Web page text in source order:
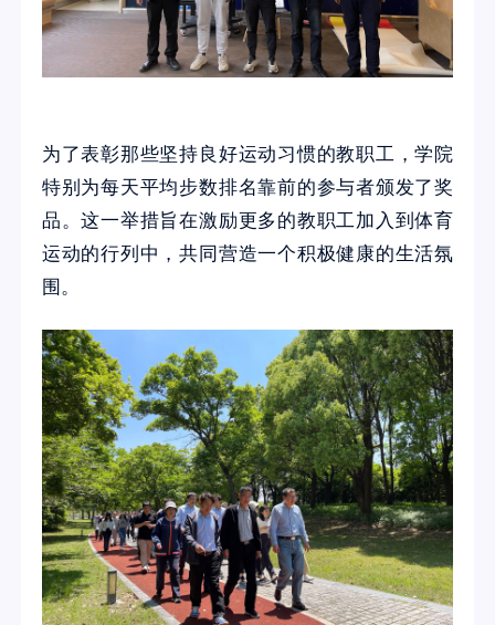
为了表彰那些坚持良好运动习惯的教职工，学院
特别为每天平均步数排名靠前的参与者颁发了奖
品。这一举措旨在激励更多的教职工加入到体育
运动的行列中，共同营造一个积极健康的生活氛
围。